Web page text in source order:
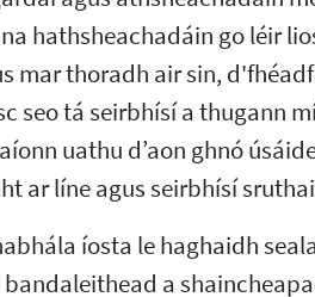
hathsheachadáin go léir
mar thoradh air sin,
seo tá seirbhísí a thugann
uathu d’aon ghnó
ar líne agus seirbhísí
íosta le haghaidh
a